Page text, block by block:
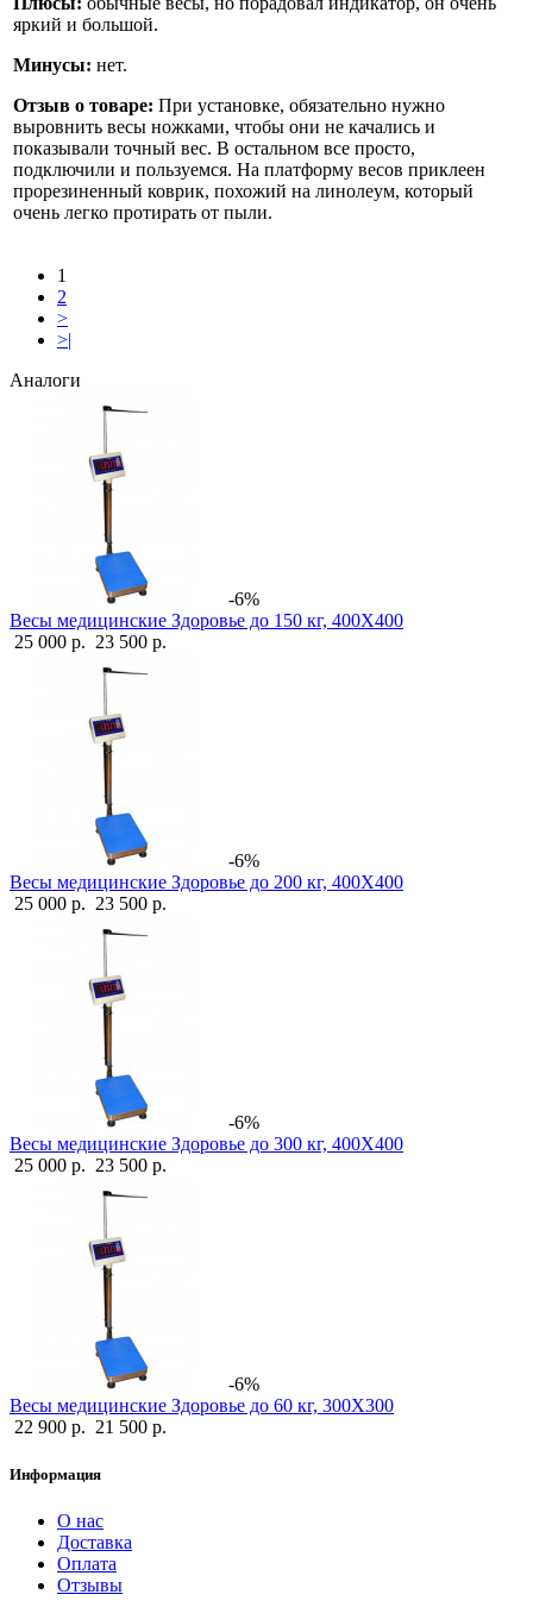
яркий и большой.
Минусы: нет.
Отзыв о товаре: При установке, обязательно нужно
выровнить весы ножками, чтобы они не качались и
показывали точный вес. В остальном все просто,
подключили и пользуемся. На платформу весов приклеен
прорезиненный коврик, похожий на линолеум, который
очень легко протирать от пыли.
1
2
>
>|
Аналоги
-6%
Весы медицинские Здоровье до 150 кг, 400Х400
25 000 р. 23 500 р.
-6%
Весы медицинские Здоровье до 200 кг, 400Х400
25 000 р. 23 500 р.
-6%
Весы медицинские Здоровье до 300 кг, 400Х400
25 000 р. 23 500 р.
-6%
Весы медицинские Здоровье до 60 кг, 300Х300
22 900 р. 21 500 р.
Информация
О нас
Доставка
Оплата
Отзывы